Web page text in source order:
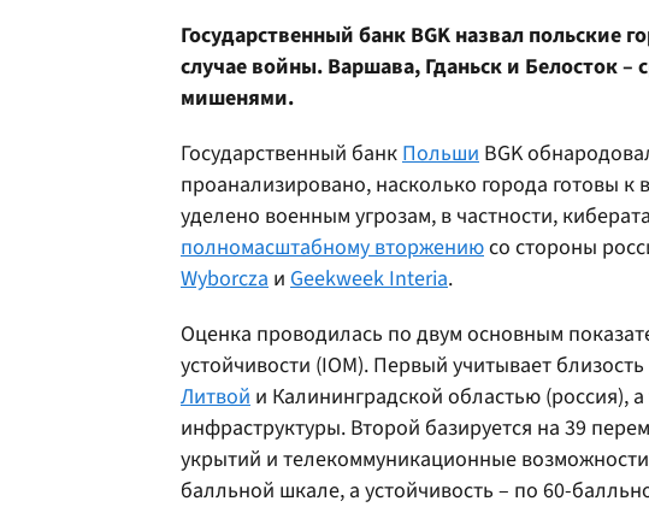
Государственный банк BGK назвал польские
случае войны. Варшава, Гданьск и Белосток –
мишенями.
Государственный банк Польши BGK
проанализировано, насколько города готовы
уделено военным угрозам, в частности,
полномасштабному вторжениюсо стороны
Wyborcza и Geekweek Interia.
Оценка проводилась по двум основным
устойчивости (IOM). Первый учитывает
Литвой и Калининградской областью (россия),
инфраструктуры. Второй базируется на 39
укрытий и телекоммуникационные
балльной шкале, а устойчивость – по 60-